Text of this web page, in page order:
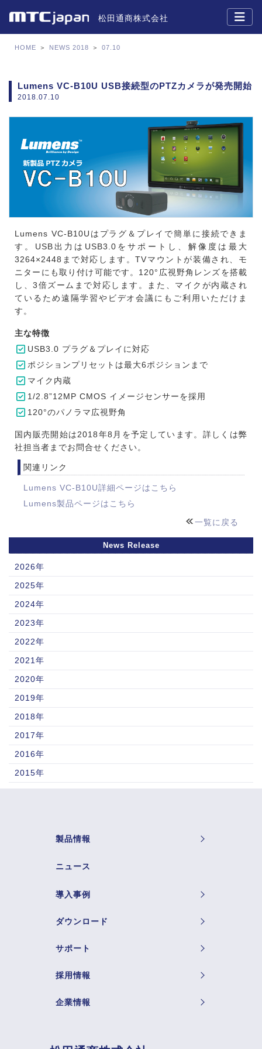
松田通商株式会社
HOME ＞ NEWS 2018 ＞ 07.10
Lumens VC-B10U USB接続型のPTZカメラが発売開始
2018.07.10
Lumens VC-B10Uはプラグ＆プレイで簡単に接続できま
す。USB出力はUSB3.0をサポートし、解像度は最大
3264×2448まで対応します。TVマウントが装備され、モ
ニターにも取り付け可能です。120°広視野角レンズを搭載
し、3倍ズームまで対応します。また、マイクが内蔵され
ているため遠隔学習やビデオ会議にもご利用いただけま
す。
主な特徴
USB3.0 プラグ＆プレイに対応
ポジションプリセットは最大6ポジションまで
マイク内蔵
1/2.8”12MP CMOS イメージセンサーを採用
120°のパノラマ広視野角
国内販売開始は2018年8月を予定しています。詳しくは弊
社担当者までお問合せください。
関連リンク
Lumens VC-B10U詳細ページはこちら
Lumens製品ページはこちら
一覧に戻る
News Release
2026年
2025年
2024年
2023年
2022年
2021年
2020年
2019年
2018年
2017年
2016年
2015年
製品情報
ニュース
導入事例
ダウンロード
サポート
採用情報
企業情報